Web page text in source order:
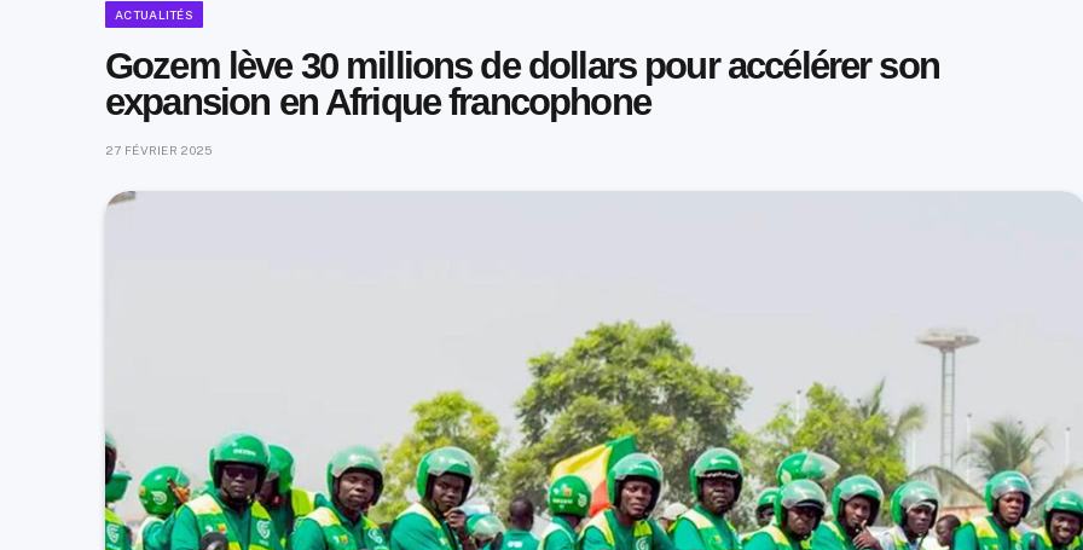
ACTUALITÉS
Gozem lève 30 millions de dollars pour accélérer son
expansion en Afrique francophone
27 FÉVRIER 2025